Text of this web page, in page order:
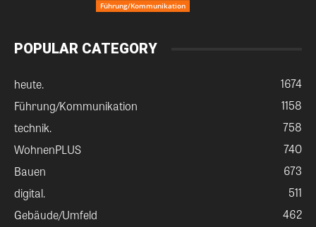
Führung/Kommunikation
POPULAR CATEGORY
heute.
1674
Führung/Kommunikation
1158
technik.
758
WohnenPLUS
740
Bauen
673
digital.
511
Gebäude/Umfeld
462